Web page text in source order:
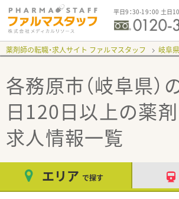
平日9：30-19：00 土日
薬剤師の転職・求人サイト ファルマスタッフ 岐阜県
各務原市（岐阜県）
日120日以上の薬
求人情報一覧
エリア で探す